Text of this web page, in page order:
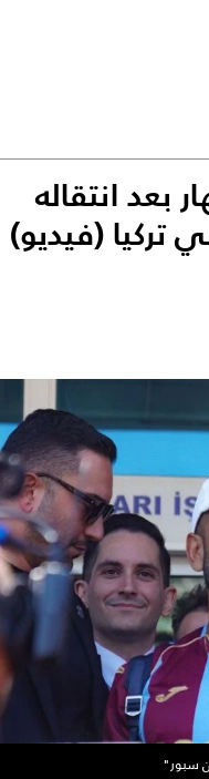
بعد انتقاله
تركيا (فيديو)
سبور"